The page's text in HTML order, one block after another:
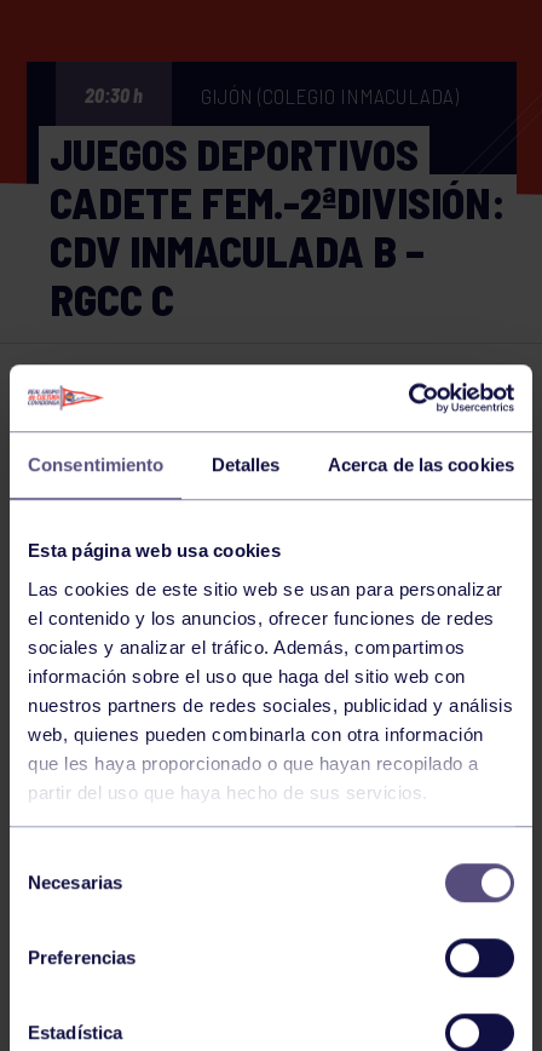
Consentimiento Detalles Acerca de las cookies
Esta página web usa cookies
Las cookies de este sitio web se usan para personalizar
el contenido y los anuncios, ofrecer funciones de redes
sociales y analizar el tráfico. Además, compartimos
información sobre el uso que haga del sitio web con
nuestros partners de redes sociales, publicidad y análisis
web, quienes pueden combinarla con otra información
que les haya proporcionado o que hayan recopilado a
partir del uso que haya hecho de sus servicios.
Necesarias
Preferencias
Estadística
20:30 h GIJÓN (COLEGIO INMACULADA)
JUEGOS DEPORTIVOS
CADETE FEM.-2ªDIVISIÓN:
CDV INMACULADA B –
RGCC C
NOTICIAS RELACIONADAS
Voleibol 27 Abr 2026